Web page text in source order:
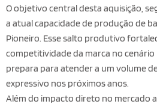
O objetivo central desta aquisição,
a atual capacidade de produção de
Pioneiro. Esse salto produtivo
competitividade da marca no
prepara para atender a um volume
expressivo nos próximos anos.
Além do impacto direto no mercado